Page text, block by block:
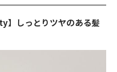
】しっとりツヤのある髪